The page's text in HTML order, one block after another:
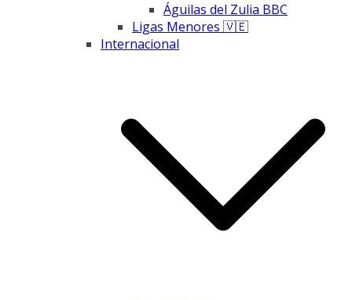
Águilas del Zulia BBC
Ligas Menores 🇻🇪
Internacional